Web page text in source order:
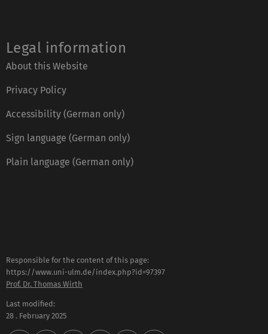
Legal information
About this Website
Privacy Policy
Accessibility (German only)
Sign language (German only)
Plain language (German only)
Responsible for the content of this page:
https://www.uni-ulm.de/index.php?id=97397
Prof. Dr. Thomas Wirth
Last modified:
28 . February 2025